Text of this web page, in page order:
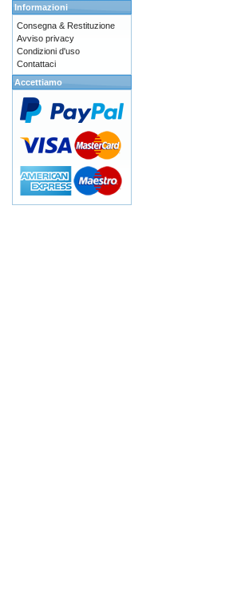
Informazioni
Consegna & Restituzione
Avviso privacy
Condizioni d'uso
Contattaci
Accettiamo